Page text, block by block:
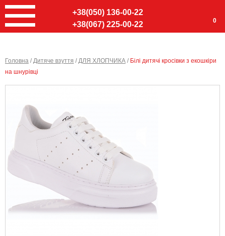
+38(050) 136-00-22
+38(067) 225-00-22
0
Головна /Дитяче взуття /ДЛЯ ХЛОПЧИКА / Білі дитячі кросівки з екошкіри
на шнурівці